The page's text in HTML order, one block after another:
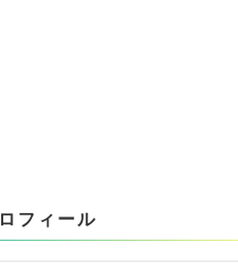
ロフィール